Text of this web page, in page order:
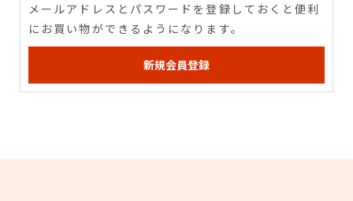
メールアドレスとパスワードを登録しておくと便利
にお買い物ができるようになります。